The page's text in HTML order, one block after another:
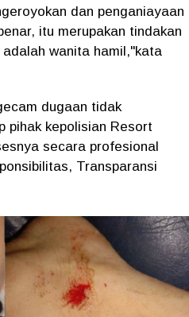
dan penganiayaan
itu merupakan tindakan
wanita hamil,"kata
dugaan tidak
pihak kepolisian Resort
secara profesional
Transparansi